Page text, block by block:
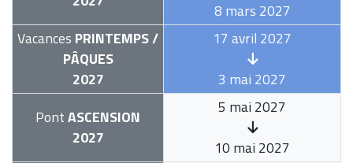
8 mars 2027
Vacances PRINTEMPS /
PÂQUES
2027
17 avril 2027
3 mai 2027
PontASCENSION
2027
5 mai 2027
10 mai 2027